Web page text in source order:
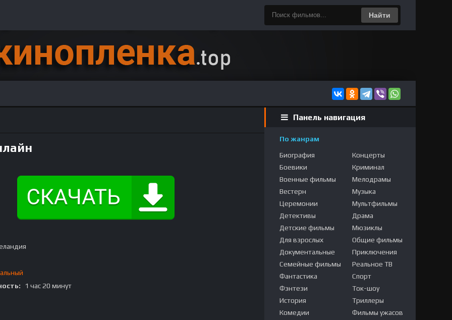
Найти
1 час 20 минут
Панель навигация
По жанрам
Биография
Боевики
Военные фильмы
Вестерн
Церемонии
Детективы
Детские фильмы
Для взрослых
Документальные
Семейные фильмы
Фантастика
Фэнтези
История
Комедии
Концерты
Криминал
Мелодрамы
Музыка
Мультфильмы
Драма
Мюзиклы
Общие фильмы
Приключения
Реальное ТВ
Спорт
Ток-шоу
Триллеры
Фильмы ужасов